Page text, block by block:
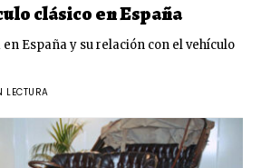
clásico en España
España y su relación con el vehículo
LECTURA